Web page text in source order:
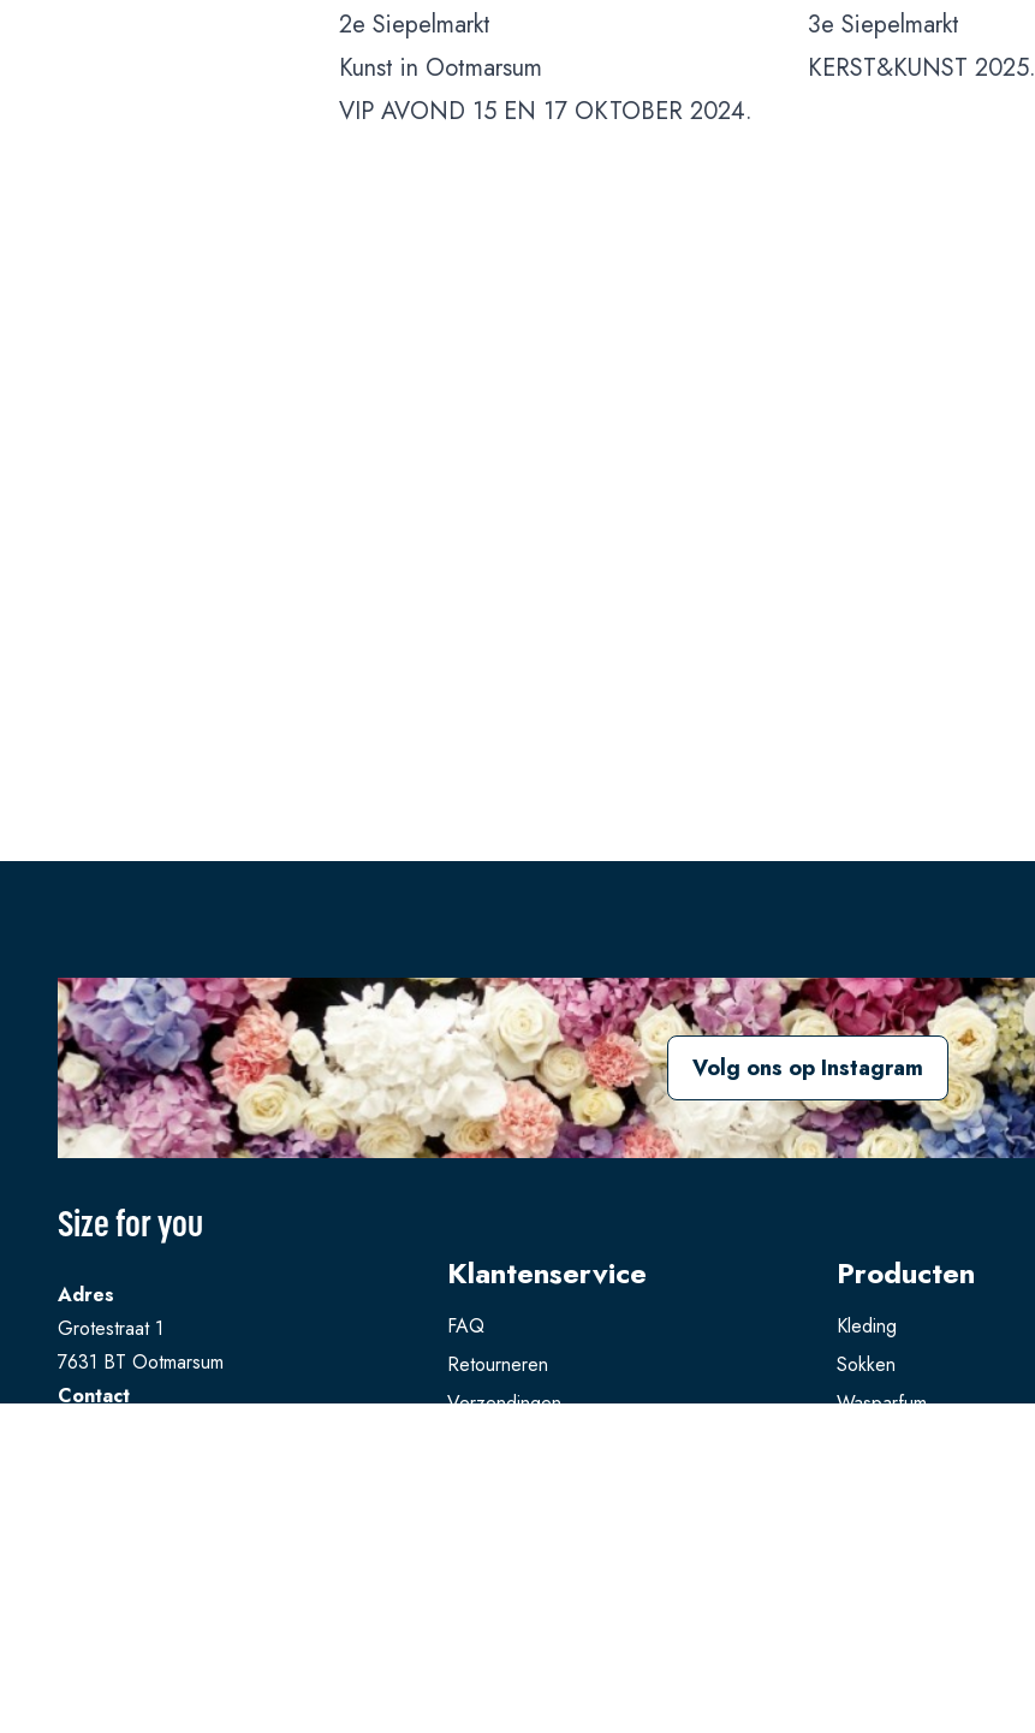
2e Siepelmarkt
3e Siepelmarkt
Kunst in Ootmarsum
KERST&KUNST 2025.
VIP AVOND 15 EN 17 OKTOBER 2024.
Volg ons op Instagram
Size for you
Adres
Grotestraat 1
7631 BT Ootmarsum
Contact
Klantenservice
FAQ
Retourneren
Verzendingen
Producten
Kleding
Sokken
Wasparfum